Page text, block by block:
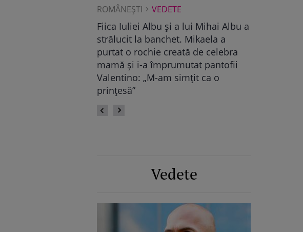
ROMÂNEŞTI VEDETE
Maya Castellano, show cu trupa de
dans. Cum și-a surprins Antonia
fiica: „Atât de mândră”
Vedete